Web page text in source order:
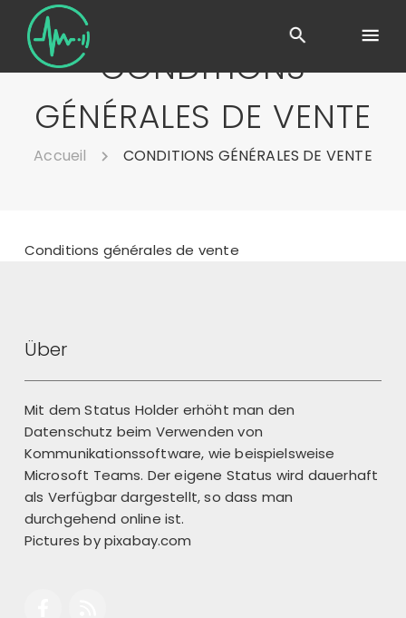
CONDITIONS
GÉNÉRALES DE VENTE
Accueil CONDITIONS GÉNÉRALES DE VENTE
Conditions générales de vente
Über
Mit dem Status Holder erhöht man den
Datenschutz beim Verwenden von
Kommunikationssoftware, wie beispielsweise
Microsoft Teams. Der eigene Status wird dauerhaft
als Verfügbar dargestellt, so dass man
durchgehend online ist.
Pictures bypixabay.com